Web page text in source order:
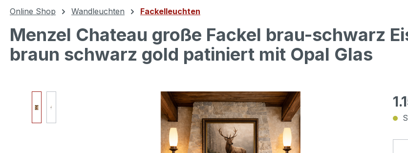
Online Shop Wandleuchten Fackelleuchten
Menzel Chateau große Fackel brau-schwarz
braun schwarz gold patiniert mit Opal Glas